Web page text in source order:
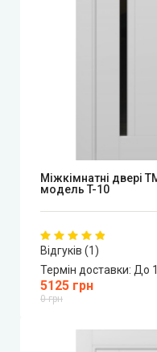
Міжкімнатні двері
модель T-10
Відгуків (1)
Термін доставки: До
5125 грн
0 грн